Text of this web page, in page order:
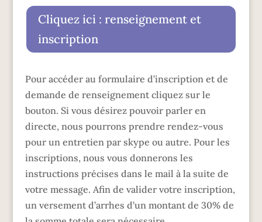
Cliquez ici : renseignement et
inscription
Pour accéder au formulaire d’inscription et de
demande de renseignement cliquez sur le
bouton. Si vous désirez pouvoir parler en
directe, nous pourrons prendre rendez-vous
pour un entretien par skype ou autre. Pour les
inscriptions, nous vous donnerons les
instructions précises dans le mail à la suite de
votre message. Afin de valider votre inscription,
un versement d’arrhes d’un montant de 30% de